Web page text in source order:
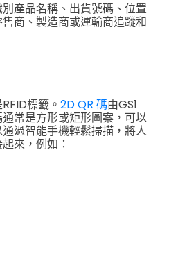
產品名稱、出貨號碼、位置
商、製造商或運輸商追蹤和
標籤。 2D QR 碼由GS1
常是方形或矩形圖案，可以
過智能手機輕鬆掃描，將人
來，例如：